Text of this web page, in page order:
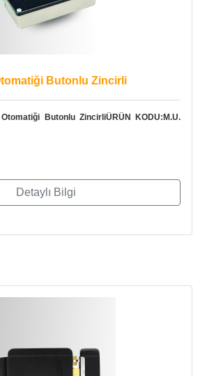
Butonlu Zincirli
Otomatiği Butonlu ZincirliÜRÜN KODU:M.U.
Detaylı Bilgi